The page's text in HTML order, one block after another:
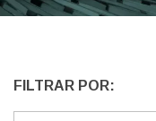
FILTRAR POR: